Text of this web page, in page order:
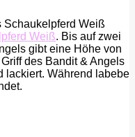
Schaukelpferd Weiß
Weiß. Bis auf zwei
gibt eine Höhe von
des Bandit & Angels
lackiert. Während labebe